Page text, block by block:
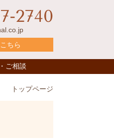
2740
ちら
ご相談
トップページ